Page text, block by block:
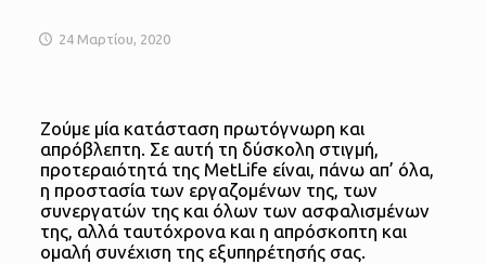
24 Μαρτίου, 2020
Ζούμε μία κατάσταση πρωτόγνωρη και
απρόβλεπτη. Σε αυτή τη δύσκολη στιγμή,
προτεραιότητά της MetLife είναι, πάνω απ’ όλα,
η προστασία των εργαζομένων της, των
συνεργατών της και όλων των ασφαλισμένων
της, αλλά ταυτόχρονα και η απρόσκοπτη και
ομαλή συνέχιση της εξυπηρέτησής σας.